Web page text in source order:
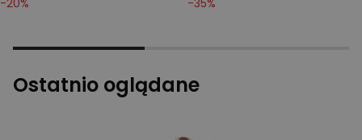
-20%
-35%
Ostatnio oglądane